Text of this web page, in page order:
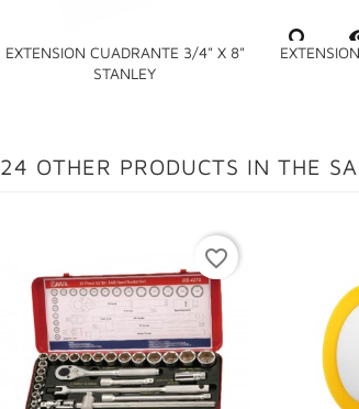
EXTENSION CUADRANTE 3/4" X 8"
STANLEY

24 OTHER PRODUCTS IN THE
favorite_border